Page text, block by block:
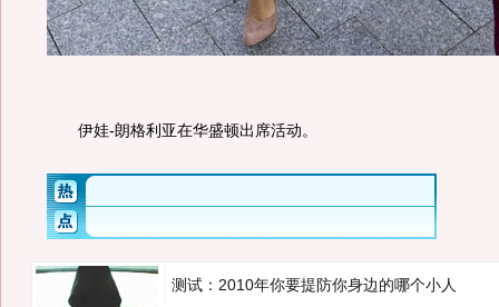
伊娃-朗格利亚在华盛顿出席活动。
测试：2010年你要提防你身边的哪个小人